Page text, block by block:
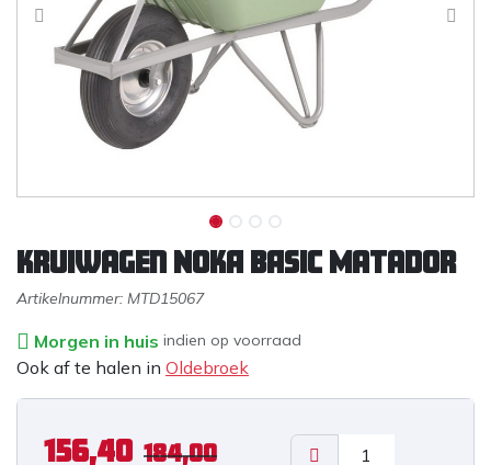
Kruiwagen NOKA BASIC Matador
Artikelnummer: MTD15067
Morgen in huis indien op voorraad
Ook af te halen in Oldebroek
156,40 184,00